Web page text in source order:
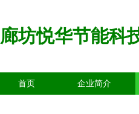
廊坊悦华节能科
首页 企业简介